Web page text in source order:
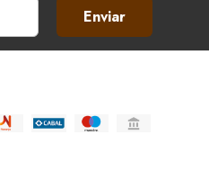
Enviar